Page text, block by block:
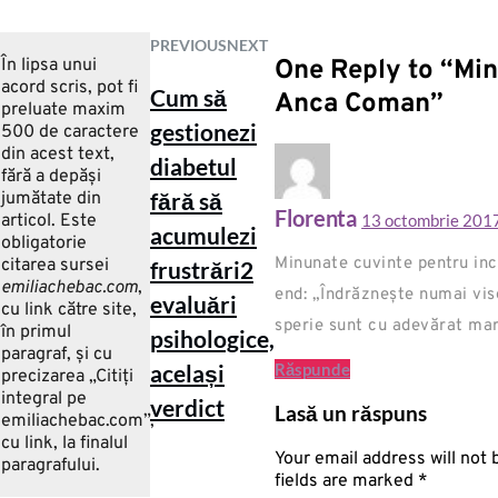
În lipsa unui
acord scris, pot fi
preluate maxim
500 de caractere
din acest text,
fără a depăşi
jumătate din
articol. Este
obligatorie
citarea sursei
emiliachebac.com,
cu link către site,
în primul
paragraf, și cu
precizarea „Citiţi
integral pe
emiliachebac.com”,
cu link, la finalul
paragrafului.
PREVIOUSNEXT
Cum să
gestionezi
diabetul
fără să
acumulezi
frustrări2
evaluări
psihologice,
același
verdict
One Reply to
Anca Coman”
Florenta 13 octombrie
Minunate cuvinte pentru
end: „Îndrăznește numai
sperie sunt cu adevărat
Răspunde
Lasă un răspuns
Your email address will not
fields are marked *